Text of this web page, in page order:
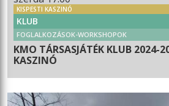
KISPESTI KASZINÓ
KLUB
FOGLALKOZÁSOK-WORKSHOPOK
KMO TÁRSASJÁTÉK KLUB 2024-
KASZINÓ